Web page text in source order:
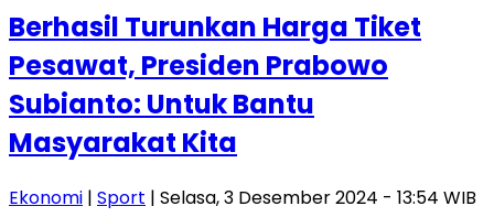
Berhasil Turunkan Harga Tiket
Pesawat, Presiden Prabowo
Subianto: Untuk Bantu
Masyarakat Kita
Ekonomi | Sport | Selasa, 3 Desember 2024 - 13:54 WIB